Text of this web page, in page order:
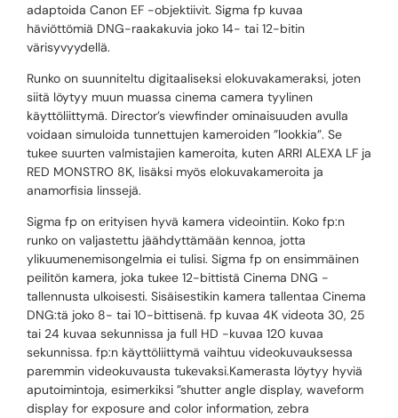
adaptoida Canon EF -objektiivit. Sigma fp kuvaa
häviöttömiä DNG-raakakuvia joko 14- tai 12-bitin
värisyvyydellä.
Runko on suunniteltu digitaaliseksi elokuvakameraksi, joten
siitä löytyy muun muassa cinema camera tyylinen
käyttöliittymä. Director’s viewfinder ominaisuuden avulla
voidaan simuloida tunnettujen kameroiden ”lookkia”. Se
tukee suurten valmistajien kameroita, kuten ARRI ALEXA LF ​​ja
RED MONSTRO 8K, lisäksi myös elokuvakameroita ja
anamorfisia linssejä.
Sigma fp on erityisen hyvä kamera videointiin. Koko fp:n
runko on valjastettu jäähdyttämään kennoa, jotta
ylikuumenemisongelmia ei tulisi. Sigma fp on ensimmäinen
peilitön kamera, joka tukee 12-bittistä Cinema DNG -
tallennusta ulkoisesti. Sisäisestikin kamera tallentaa Cinema
DNG:tä joko 8- tai 10-bittisenä. fp kuvaa 4K videota 30, 25
tai 24 kuvaa sekunnissa ja full HD -kuvaa 120 kuvaa
sekunnissa. fp:n käyttöliittymä vaihtuu videokuvauksessa
paremmin videokuvausta tukevaksi.Kamerasta löytyy hyviä
aputoimintoja, esimerkiksi ”shutter angle display, waveform
display for exposure and color information, zebra